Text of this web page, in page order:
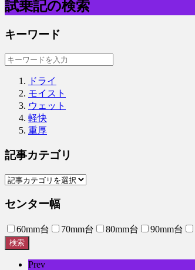
試乗記の検索
キーワード
ドライ
モイスト
ウェット
軽快
重厚
記事カテゴリ
センター幅
60mm台 70mm台 80mm台 90mm台
検索
Prev